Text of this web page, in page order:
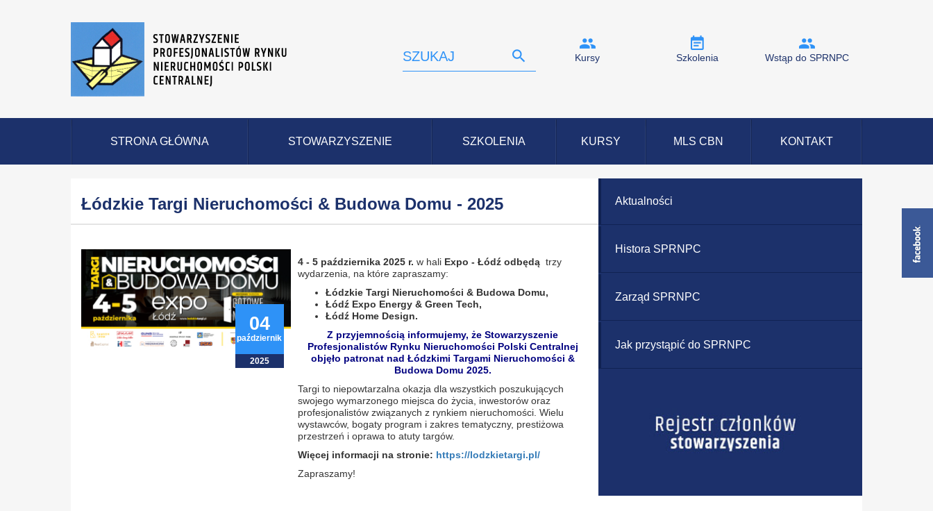
Kursy Szkolenia Wstąp do SPRNPC
STRONA GŁÓWNA STOWARZYSZENIE SZKOLENIA KURSY MLS CBN KONTAKT
Łódzkie Targi Nieruchomości & Budowa Domu - 2025
04
październik
2025
4 - 5 października 2025 r. w hali Expo - Łódź odbędątrzy
wydarzenia, na które zapraszamy:
Łódzkie Targi Nieruchomości & Budowa Domu,
Łódź Expo Energy & Green Tech,
Łódź Home Design.
​Z przyjemnością informujemy, że Stowarzyszenie
Profesjonalistów Rynku Nieruchomości Polski Centralnej
objęło patronat nad Łódzkimi Targami Nieruchomości &
Budowa Domu 2025.
Targi to niepowtarzalna okazja dla wszystkich poszukujących
swojego wymarzonego miejsca do życia, inwestorów oraz
profesjonalistów związanych z rynkiem nieruchomości. Wielu
wystawców, bogaty program i zakres tematyczny, prestiżowa
przestrzeń i oprawa to atuty targów.
Więcej informacji na stronie: https://lodzkietargi.pl/
Zapraszamy!
Aktualności
Histora SPRNPC
Zarząd SPRNPC
Jak przystąpić do SPRNPC